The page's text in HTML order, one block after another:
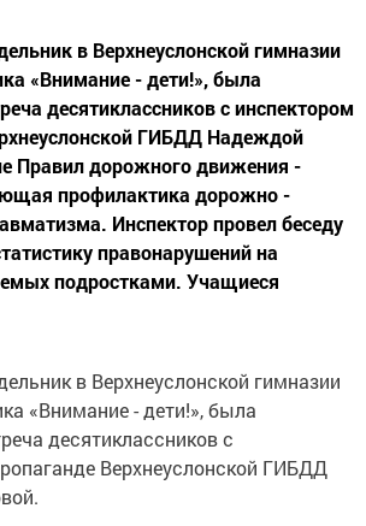
в Верхнеуслонской гимназии
«Внимание - дети!», была
десятиклассников с инспектором
ГИБДД Надеждой
Правил дорожного движения -
профилактика дорожно -
Инспектор провел беседу
правонарушений на
подростками. Учащиеся
в Верхнеуслонской гимназии
«Внимание - дети!», была
десятиклассников с
Верхнеуслонской ГИБДД